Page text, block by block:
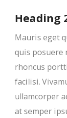
Heading
Mauris eget
quis posuere
rhoncus
facilisi.
ullamcorper
at semper